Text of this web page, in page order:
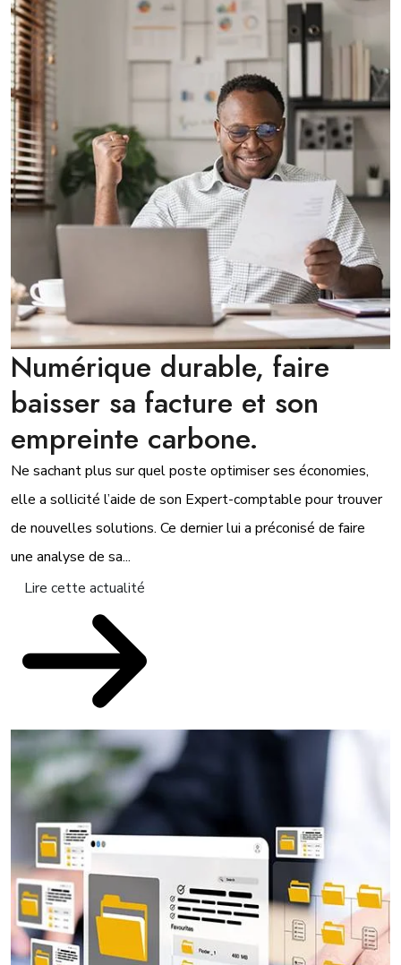
Numérique durable, faire
baisser sa facture et son
empreinte carbone.
Ne sachant plus sur quel poste optimiser ses économies,
elle a sollicité l’aide de son Expert-comptable pour trouver
de nouvelles solutions. Ce dernier lui a préconisé de faire
une analyse de sa...
Lire cette actualité